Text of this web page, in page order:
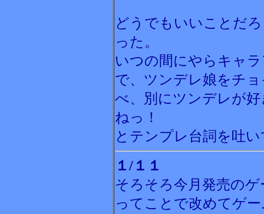
どうでもいいことだ
った。
いつの間にやらキャ
で、ツンデレ娘をチ
べ、別にツンデレが
ねっ！
とテンプレ台詞を吐
１/１１
そろそろ今月発売の
ってことで改めてゲ